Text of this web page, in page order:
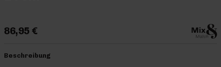
86,95 €
Beschreibung